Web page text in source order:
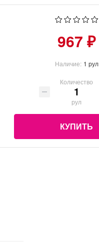
967 ₽
Наличие: 1 рул
Количество
рул
КУПИТЬ